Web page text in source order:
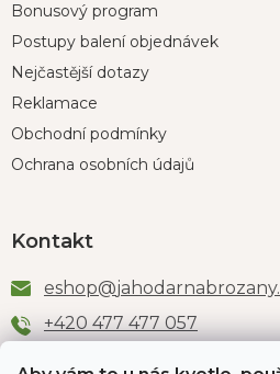
Bonusový program
Postupy balení objednávek
Nejčastější dotazy
Reklamace
Obchodní podmínky
Ochrana osobních údajů
Kontakt
eshop@
+420 477 477 057